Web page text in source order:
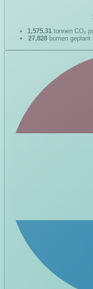
1,575.31 tonnen CO₂
27,828 bomen